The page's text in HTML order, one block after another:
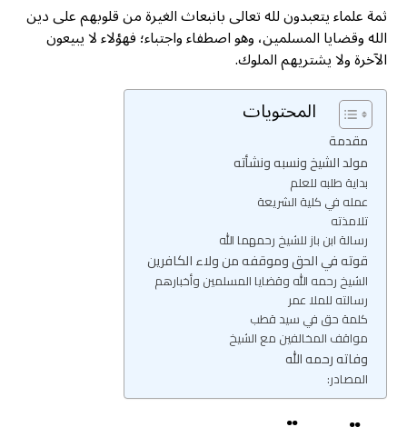
ثمة علماء يتعبدون لله تعالى بانبعاث الغيرة من قلوبهم على دين
الله وقضايا المسلمين، وهو اصطفاء واجتباء؛ فهؤلاء لا يبيعون
الآخرة ولا يشتريهم الملوك.
المحتويات
مقدمة
مولد الشيخ ونسبه ونشأته
بداية طلبه للعلم
عمله في كلية الشريعة
تلامذته
رسالة ابن باز للشيخ رحمهما الله
قوته في الحق وموقفه من ولاء الكافرين
الشيخ رحمه الله وقضايا المسلمين وأخبارهم
رسالته للملا عمر
كلمة حق في سيد قطب
مواقف المخالفين مع الشيخ
وفاته رحمه الله
المصادر: